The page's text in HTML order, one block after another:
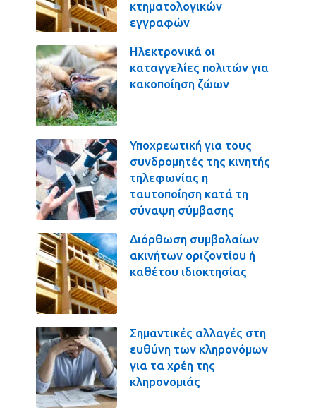
κτηματολογικών
εγγραφών
Ηλεκτρονικά οι
καταγγελίες πολιτών για
κακοποίηση ζώων
Υποχρεωτική για τους
συνδρομητές της κινητής
τηλεφωνίας η
ταυτοποίηση κατά τη
σύναψη σύμβασης
Διόρθωση συμβολαίων
ακινήτων οριζοντίου ή
καθέτου ιδιοκτησίας
Σημαντικές αλλαγές στη
ευθύνη των κληρονόμων
για τα χρέη της
κληρονομιάς